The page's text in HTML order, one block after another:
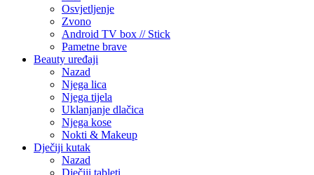
Osvjetljenje
Zvono
Android TV box // Stick
Pametne brave
Beauty uređaji
Nazad
Njega lica
Njega tijela
Uklanjanje dlačica
Njega kose
Nokti & Makeup
Dječiji kutak
Nazad